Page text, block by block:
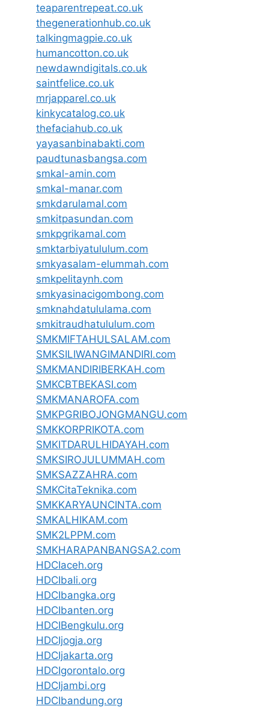
teaparentrepeat.co.uk
thegenerationhub.co.uk
talkingmagpie.co.uk
humancotton.co.uk
newdawndigitals.co.uk
saintfelice.co.uk
mrjapparel.co.uk
kinkycatalog.co.uk
thefaciahub.co.uk
yayasanbinabakti.com
paudtunasbangsa.com
smkal-amin.com
smkal-manar.com
smkdarulamal.com
smkitpasundan.com
smkpgrikamal.com
smktarbiyatululum.com
smkyasalam-elummah.com
smkpelitaynh.com
smkyasinacigombong.com
smknahdatululama.com
smkitraudhatululum.com
SMKMIFTAHULSALAM.com
SMKSILIWANGIMANDIRI.com
SMKMANDIRIBERKAH.com
SMKCBTBEKASI.com
SMKMANAROFA.com
SMKPGRIBOJONGMANGU.com
SMKKORPRIKOTA.com
SMKITDARULHIDAYAH.com
SMKSIROJULUMMAH.com
SMKSAZZAHRA.com
SMKCitaTeknika.com
SMKKARYAUNCINTA.com
SMKALHIKAM.com
SMK2LPPM.com
SMKHARAPANBANGSA2.com
HDCIaceh.org
HDCIbali.org
HDCIbangka.org
HDCIbanten.org
HDCIBengkulu.org
HDCIjogja.org
HDCIjakarta.org
HDCIgorontalo.org
HDCIjambi.org
HDCIbandung.org